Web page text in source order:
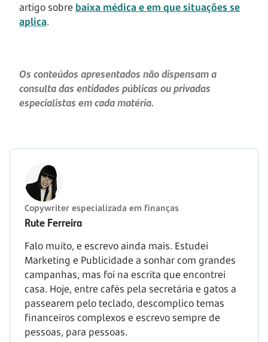
artigo sobre baixa médica e em que situações se
aplica.
Os conteúdos apresentados não dispensam a
consulta das entidades públicas ou privadas
especialistas em cada matéria.
Copywriter especializada em finanças
Rute Ferreira
Falo muito, e escrevo ainda mais. Estudei
Marketing e Publicidade a sonhar com grandes
campanhas, mas foi na escrita que encontrei
casa. Hoje, entre cafés pela secretária e gatos a
passearem pelo teclado, descomplico temas
financeiros complexos e escrevo sempre de
pessoas, para pessoas.